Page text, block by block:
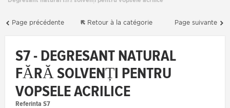
Page précédente Page suivante
Retour à la catégorie
S7 - DEGRESANT NATURAL
FĂRĂ SOLVENȚI PENTRU
VOPSELE ACRILICE
Referinta S7